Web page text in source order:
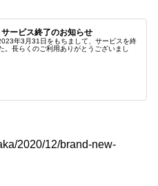
サービス終了のお知らせ
年3月31日をもちまして、サービスを終
。長らくのご利用ありがとうございまし
2020/12/brand-new-